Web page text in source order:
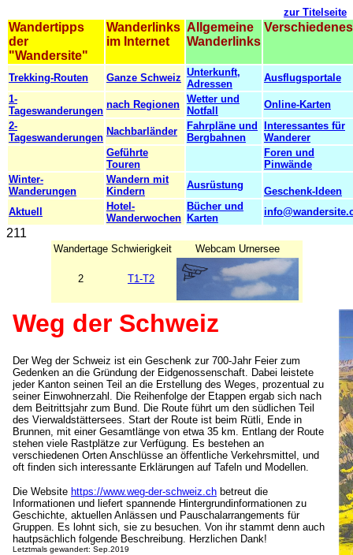
zur Titelseite
Wandertipps
der
"Wandersite"
Wanderlinks
im Internet
Allgemeine
Wanderlinks
Verschiedenes
Trekking-Routen Ganze Schweiz Unterkunft,
Adressen
Ausflugsportale
1-
Tageswanderungen
nach Regionen Wetter und
Notfall
Online-Karten
2-
Tageswanderungen
Nachbarländer
Fahrpläne und
Bergbahnen
Interessantes für
Wanderer
Geführte
Touren
Foren und
Pinwände
Winter-
Wanderungen
Wandern mit
Kindern
Ausrüstung
Geschenk-Ideen
Aktuell
Hotel-
Wanderwochen
Bücher und
Karten
211
Wandertage Schwierigkeit Webcam Urnersee
2 T1-T2
Weg der Schweiz
Der Weg der Schweiz ist ein Geschenk zur 700-Jahr Feier zum
Gedenken an die Gründung der Eidgenossenschaft. Dabei leistete
jeder Kanton seinen Teil an die Erstellung des Weges, prozentual zu
seiner Einwohnerzahl. Die Reihenfolge der Etappen ergab sich nach
dem Beitrittsjahr zum Bund. Die Route führt um den südlichen Teil
des Vierwaldstättersees. Start der Route ist beim Rütli, Ende in
Brunnen, mit einer Gesamtlänge von etwa 35 km. Entlang der Route
stehen viele Rastplätze zur Verfügung. Es bestehen an
verschiedenen Orten Anschlüsse an öffentliche Verkehrsmittel, und
oft finden sich interessante Erklärungen auf Tafeln und Modellen.
Die Website https://www.weg-der-schweiz.ch betreut die
Informationen und liefert spannende Hintergrundinformationen zu
Geschichte, aktuellen Anlässen und Pauschalarrangements für
Gruppen. Es lohnt sich, sie zu besuchen. Von ihr stammt denn auch
hautpsächlich folgende Beschreibung. Herzlichen Dank!
Letztmals gewandert: Sep.2019